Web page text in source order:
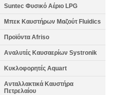
Suntec Φυσικό Αέριο LPG
Μπεκ Καυστήρων Μαζούτ Fluidics
Προϊόντα Afriso
Αναλυτές Καυσαερίων Systronik
Κυκλοφορητές Aquart
Ανταλλακτικά Καυστήρα
Πετρελαίου